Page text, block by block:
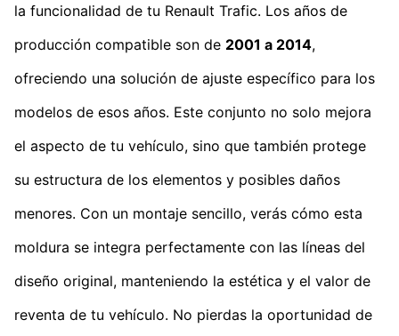
la funcionalidad de tu Renault Trafic. Los años de
producción compatible son de 2001 a 2014,
ofreciendo una solución de ajuste específico para los
modelos de esos años. Este conjunto no solo mejora
el aspecto de tu vehículo, sino que también protege
su estructura de los elementos y posibles daños
menores. Con un montaje sencillo, verás cómo esta
moldura se integra perfectamente con las líneas del
diseño original, manteniendo la estética y el valor de
reventa de tu vehículo. No pierdas la oportunidad de